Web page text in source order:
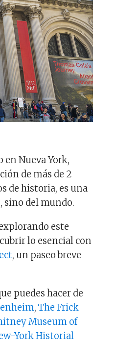
Nueva York,
de más de 2
de historia, es una
sino del mundo.
este
lo esencial con
, un paseo breve
puedes hacer de
,The Frick
Museum of
York Historial